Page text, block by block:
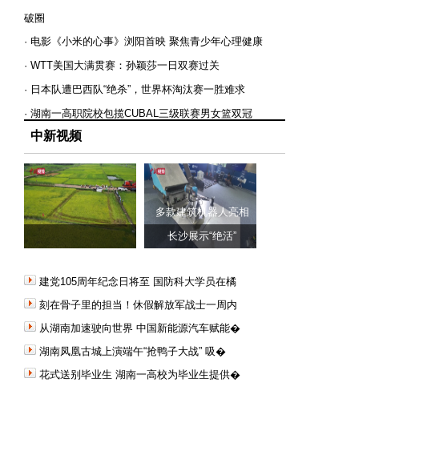
破圈
· 电影《小米的心事》浏阳首映 聚焦青少年心理健康
· WTT美国大满贯赛：孙颖莎一日双赛过关
· 日本队遭巴西队“绝杀”，世界杯淘汰赛一胜难求
· 湖南一高职院校包揽CUBAL三级联赛男女篮双冠
中新视频
多款建筑机器人亮相
长沙展示“绝活”
建党105周年纪念日将至 国防科大学员在橘
刻在骨子里的担当！休假解放军战士一周内
从湖南加速驶向世界 中国新能源汽车赋能�
湖南凤凰古城上演端午“抢鸭子大战” 吸�
花式送别毕业生 湖南一高校为毕业生提供�